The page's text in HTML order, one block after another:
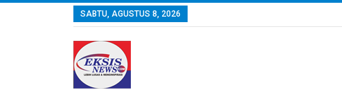
SABTU, AGUSTUS 8, 2026